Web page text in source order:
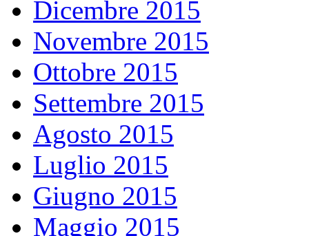
Dicembre 2015
Novembre 2015
Ottobre 2015
Settembre 2015
Agosto 2015
Luglio 2015
Giugno 2015
Maggio 2015